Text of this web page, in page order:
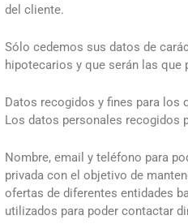
del cliente.
Sólo cedemos sus datos de
hipotecarios y que serán las
Datos recogidos y fines para los
Los datos personales recogidos
Nombre, email y teléfono para
privada con el objetivo de
ofertas de diferentes entidades
utilizados para poder contactar